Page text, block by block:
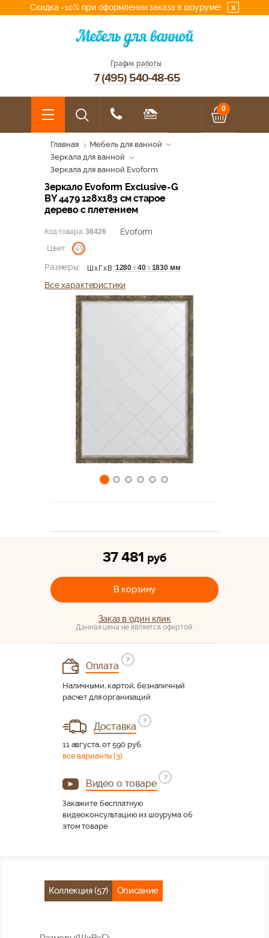
Скидка -10% при оформлении заказа в шоуруме! x
График работы
7 (495) 540-48-65
0
Главная
Мебель для ванной
Зеркала для ванной
Зеркала для ванной Evoform
Зеркало Evoform Exclusive-G
BY 4479 128x183 см старое
дерево с плетением
Код товара: 36426 Evoform
Цвет:
Размеры: ШхГхВ:1280х40х1830 мм
Все характеристики
37 481 руб
В корзину
Заказ в один клик
Данная цена не является офертой.
Оплата
?
Наличными, картой, безналичный
расчет для организаций
Доставка
?
11 августа, от 590 руб.
все варианты (3)
Видео о товаре
?
Закажите бесплатную
видеоконсультацию из шоурума об
этом товаре
Коллекция (57) Описание